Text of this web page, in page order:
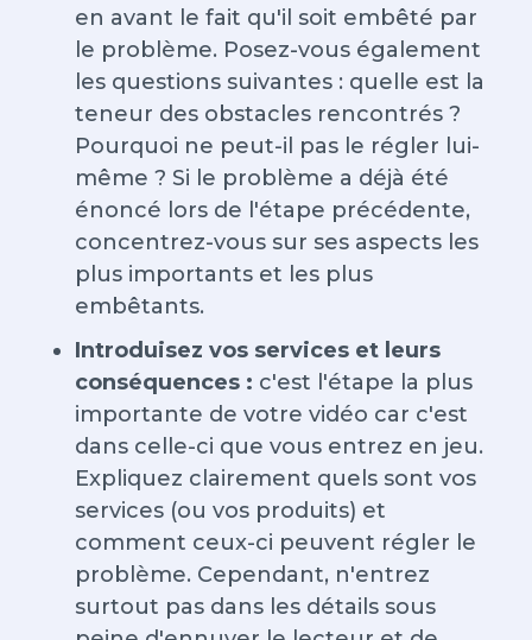
en avant le fait qu'il soit embêté par
le problème. Posez-vous également
les questions suivantes : quelle est la
teneur des obstacles rencontrés ?
Pourquoi ne peut-il pas le régler lui-
même ? Si le problème a déjà été
énoncé lors de l'étape précédente,
concentrez-vous sur ses aspects les
plus importants et les plus
embêtants.
Introduisez vos services et leurs
conséquences : c'est l'étape la plus
importante de votre vidéo car c'est
dans celle-ci que vous entrez en jeu.
Expliquez clairement quels sont vos
services (ou vos produits) et
comment ceux-ci peuvent régler le
problème. Cependant, n'entrez
surtout pas dans les détails sous